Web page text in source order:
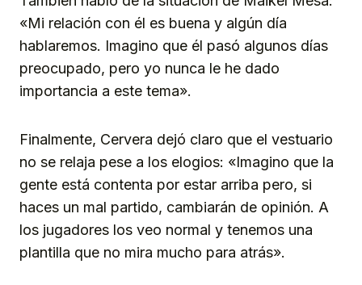
«Mi relación con él es buena y algún día
hablaremos. Imagino que él pasó algunos días
preocupado, pero yo nunca le he dado
importancia a este tema».
Finalmente, Cervera dejó claro que el vestuario
no se relaja pese a los elogios: «Imagino que la
gente está contenta por estar arriba pero, si
haces un mal partido, cambiarán de opinión. A
los jugadores los veo normal y tenemos una
plantilla que no mira mucho para atrás».